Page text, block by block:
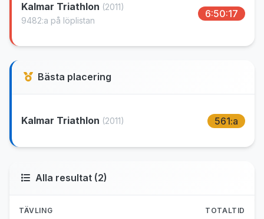
Kalmar Triathlon (2011)
9482:a på löplistan
6:50:17
Bästa placering
Kalmar Triathlon (2011) 561:a
Alla resultat (2)
TÄVLING TOTALTID